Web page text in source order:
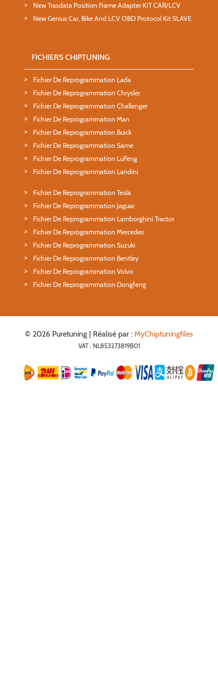
New Trasdata Position Frame Adapter KIT CAR/LCV
New Genius Car, Bike And LCV OBD Protocol Kit SLAVE
FICHIERS CHIPTUNING
Fichier De Reprogrammation Lada
Fichier De Reprogrammation Chrysler
Fichier De Reprogrammation Challenger
Fichier De Reprogrammation Man
Fichier De Reprogrammation Buick
Fichier De Reprogrammation Same
Fichier De Reprogrammation LuFeng
Fichier De Reprogrammation Landini
Fichier De Reprogrammation Tesla
Fichier De Reprogrammation Jaguar
Fichier De Reprogrammation Lamborghini Tractor
Fichier De Reprogrammation Mercedes
Fichier De Reprogrammation Suzuki
Fichier De Reprogrammation Bentley
Fichier De Reprogrammation Volvo
Fichier De Reprogrammation Dongfeng
© 2026 Puretuning | Réalisé par : MyChiptuningfiles
VAT : NL853273819B01